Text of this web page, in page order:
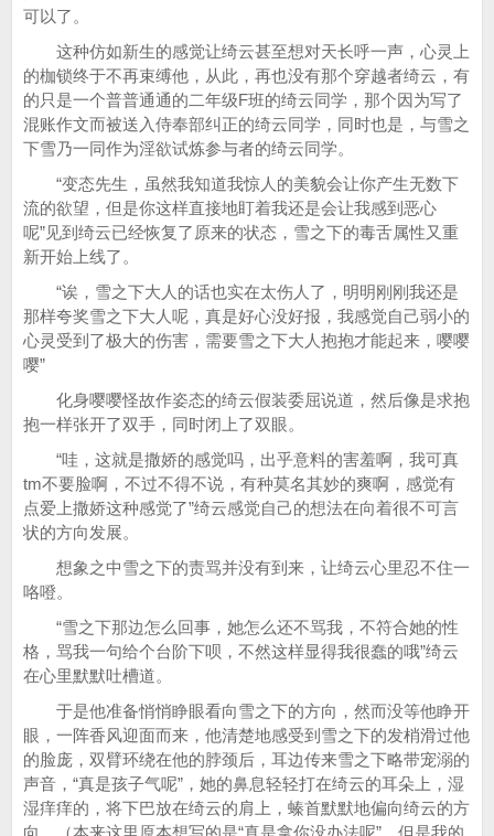
可以了。
这种仿如新生的感觉让绮云甚至想对天长呼一声，心灵上
的枷锁终于不再束缚他，从此，再也没有那个穿越者绮云，有
的只是一个普普通通的二年级F班的绮云同学，那个因为写了
混账作文而被送入侍奉部纠正的绮云同学，同时也是，与雪之
下雪乃一同作为淫欲试炼参与者的绮云同学。
“变态先生，虽然我知道我惊人的美貌会让你产生无数下
流的欲望，但是你这样直接地盯着我还是会让我感到恶心
呢”见到绮云已经恢复了原来的状态，雪之下的毒舌属性又重
新开始上线了。
“诶，雪之下大人的话也实在太伤人了，明明刚刚我还是
那样夸奖雪之下大人呢，真是好心没好报，我感觉自己弱小的
心灵受到了极大的伤害，需要雪之下大人抱抱才能起来，嘤嘤
嘤”
化身嘤嘤怪故作姿态的绮云假装委屈说道，然后像是求抱
抱一样张开了双手，同时闭上了双眼。
“哇，这就是撒娇的感觉吗，出乎意料的害羞啊，我可真
tm不要脸啊，不过不得不说，有种莫名其妙的爽啊，感觉有
点爱上撒娇这种感觉了”绮云感觉自己的想法在向着很不可言
状的方向发展。
想象之中雪之下的责骂并没有到来，让绮云心里忍不住一
咯噔。
“雪之下那边怎么回事，她怎么还不骂我，不符合她的性
格，骂我一句给个台阶下呗，不然这样显得我很蠢的哦”绮云
在心里默默吐槽道。
于是他准备悄悄睁眼看向雪之下的方向，然而没等他睁开
眼，一阵香风迎面而来，他清楚地感受到雪之下的发梢滑过他
的脸庞，双臂环绕在他的脖颈后，耳边传来雪之下略带宠溺的
声音，“真是孩子气呢”，她的鼻息轻轻打在绮云的耳朵上，湿
湿痒痒的，将下巴放在绮云的肩上，螓首默默地偏向绮云的方
向。（本来这里原本想写的是“真是拿你没办法呢”，但是我的